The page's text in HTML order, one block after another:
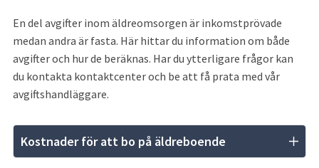
En del avgifter inom äldreomsorgen är inkomstprövade
medan andra är fasta. Här hittar du information om både
avgifter och hur de beräknas. Har du ytterligare frågor kan
du kontakta kontaktcenter och be att få prata med vår
avgiftshandläggare.
Kostnader för att bo på äldreboende